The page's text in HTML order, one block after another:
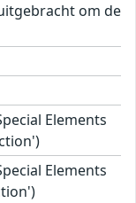
om de
Elements
Elements